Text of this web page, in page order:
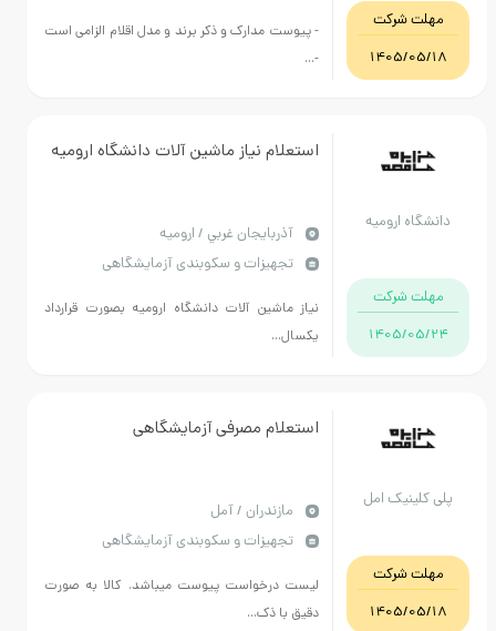
خراسان رضوی
مهلت شرکت
1405/05/18
- پیوست مدارک و ذکر برند و مدل اقلام الزامی است
-...
دانشگاه ارومیه
مهلت شرکت
1405/05/24
استعلام نیاز ماشین آلات دانشگاه ارومیه
آذربايجان غربي / ارومیه
تجهیزات و سکوبندی آزمایشگاهی
نیاز ماشین آلات دانشگاه ارومیه بصورت قرارداد
یکسال...
پلی کلینیک امل
مهلت شرکت
1405/05/18
استعلام مصرفی آزمایشگاهی
مازندران / آمل
تجهیزات و سکوبندی آزمایشگاهی
لیست درخواست پیوست میباشد. کالا به صورت
دقیق با ذک...